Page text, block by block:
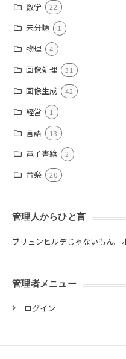
数学 22
未分類 1
物理 4
画像処理 31
画像生成 42
経営 1
言語 13
電子書籍 2
音楽 20
管理人からひと言
ブリュンヒルデじゃないもん
管理者メニュー
ログイン